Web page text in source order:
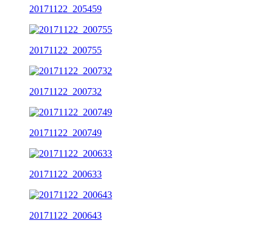
20171122_205459
20171122_200755
20171122_200732
20171122_200749
20171122_200633
20171122_200643